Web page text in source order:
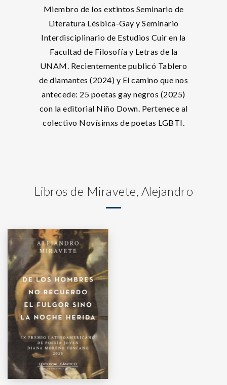
Miembro de los extintos Seminario de
Literatura Lésbica-Gay y Seminario
Interdisciplinario de Estudios Cuir en la
Facultad de Filosofía y Letras de la
UNAM. Recientemente publicó Tablero
de diamantes (2024) y El camino que nos
antecede: 25 poetas gay negros (2025)
con la editorial Niño Down. Pertenece al
colectivo Novísimxs de poetas LGBTI.
Libros de Miravete, Alejandro